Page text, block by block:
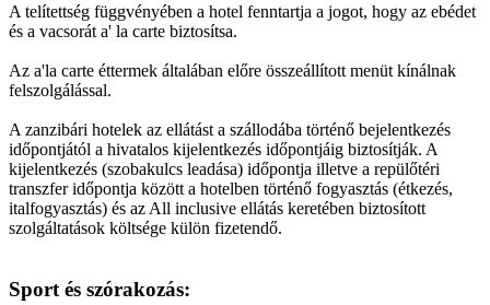
A telítettség függvényében a hotel fenntartja a jogot, hogy az ebédet
és a vacsorát a' la carte biztosítsa.
Az a'la carte éttermek általában előre összeállított menüt kínálnak
felszolgálással.
A zanzibári hotelek az ellátást a szállodába történő bejelentkezés
időpontjától a hivatalos kijelentkezés időpontjáig biztosítják. A
kijelentkezés (szobakulcs leadása) időpontja illetve a repülőtéri
transzfer időpontja között a hotelben történő fogyasztás (étkezés,
italfogyasztás) és az All inclusive ellátás keretében biztosított
szolgáltatások költsége külön fizetendő.
Sport és szórakozás: